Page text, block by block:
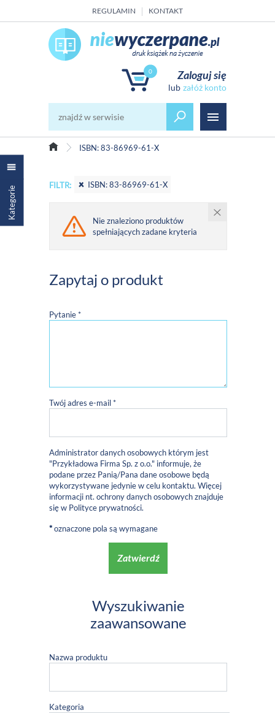
REGULAMIN KONTAKT
0 Zaloguj się
załóż konto
ISBN: 83-86969-61-X
Kategorie FILTR: ISBN: 83-86969-61-X
Nie znaleziono produktów
spełniających zadane kryteria
Zapytaj o produkt
Pytanie *
Twój adres e-mail *
Administrator danych osobowych którym jest
"Przykładowa Firma Sp. z o.o." informuje, że
podane przez Panią/Pana dane osobowe będą
wykorzystywane jedynie w celu kontaktu. Więcej
informacji nt. ochrony danych osobowych znajduje
się w Polityce prywatności.
*oznaczone pola są wymagane
Zatwierdź
Wyszukiwanie
zaawansowane
Nazwa produktu
Kategoria